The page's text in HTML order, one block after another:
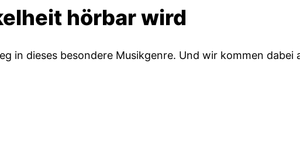
hörbar wird
in dieses besondere Musikgenre. Und wir kommen dabei